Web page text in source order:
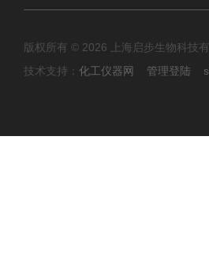
版权所有 © 2026 上海启步生物科技
技术支持： 化工仪器网 管理登陆